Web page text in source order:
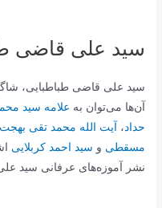
سید علی قاضی
سید علی قاضی طباطبایی،
آن‌ها می‌توان به علامه سید
حداد، آیت الله محمد تقی بهجت
مسقطی و سید احمد کربلایی
نشر آموزه‌های عرفانی سید